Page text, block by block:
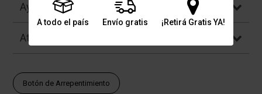
A todo el país Envío gratis ¡Retirá Gratis YA!
Ayuda
Atención al Cliente
Botón de Arrepentimiento